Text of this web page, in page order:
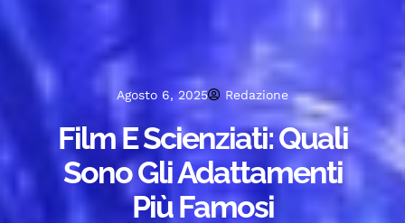
Agosto 6, 2025 Redazione
Film E Scienziati: Quali
Sono Gli Adattamenti
Più Famosi